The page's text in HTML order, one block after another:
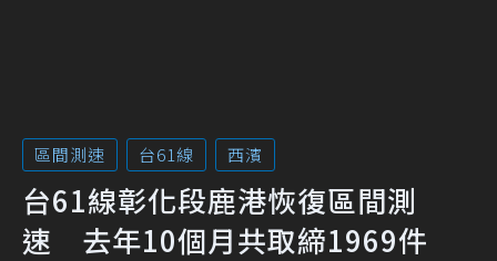
區間測速 台61線 西濱
台61線彰化段鹿港恢復區間測
速 去年10個月共取締1969件